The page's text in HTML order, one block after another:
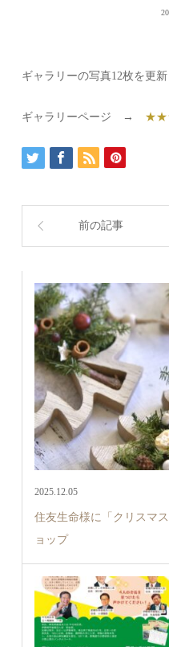
ギャラリーの写真12枚を更新
ギャラリーページ →
前の記事
2025.12.05
住友生命様に「クリスマ
ョップ